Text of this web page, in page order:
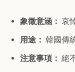
象徵意涵： 哀
用途： 韓國傳
注意事項： 絕